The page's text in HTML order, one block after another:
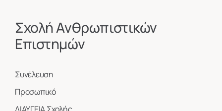
Σχολή Ανθρωπιστικών
Επιστημών
Συνέλευση
Προσωπικό